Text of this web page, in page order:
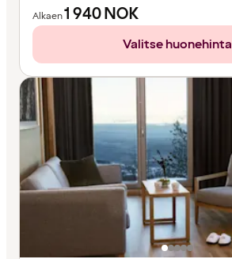
Alkaen1 940NOK
Valitse huonehinta